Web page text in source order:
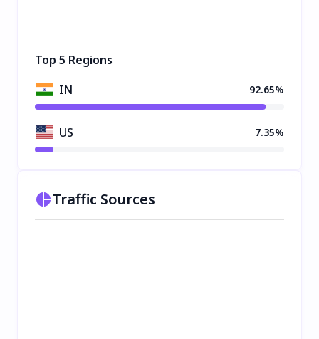
Top 5 Regions
IN
92.65%
US 7.35%
Traffic Sources